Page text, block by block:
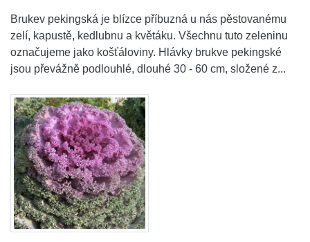
Brukev pekingská je blízce příbuzná u nás pěstovanému
zelí, kapustě, kedlubnu a květáku. Všechnu tuto zeleninu
označujeme jako košťáloviny. Hlávky brukve pekingské
jsou převážně podlouhlé, dlouhé 30 - 60 cm, složené z...